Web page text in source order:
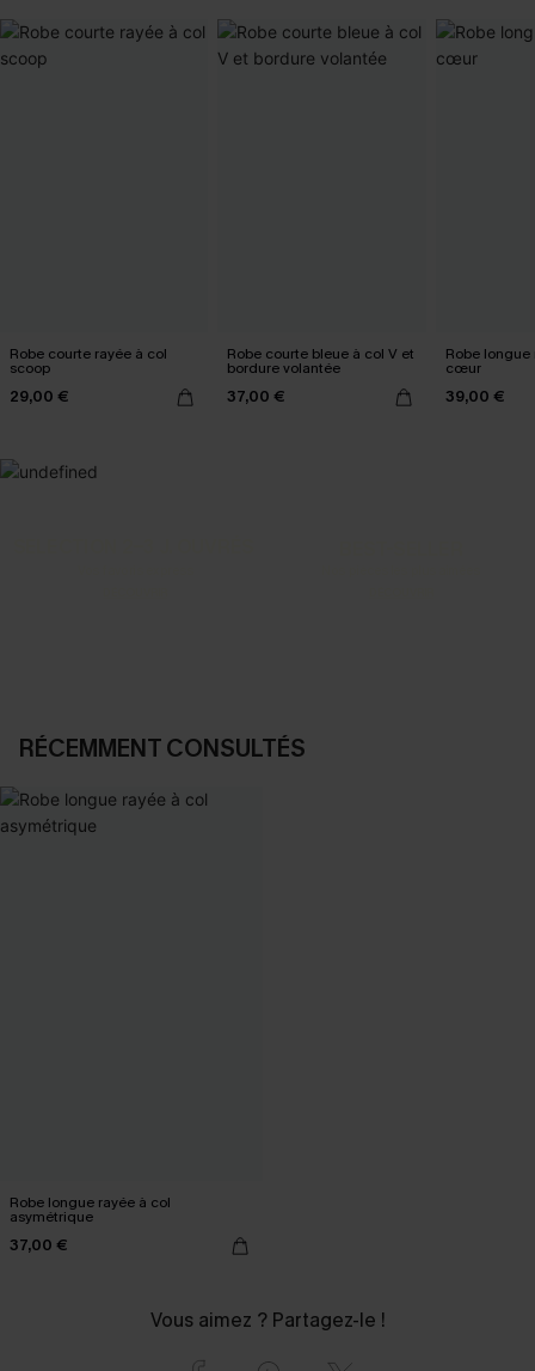
Robe courte rayée à col
scoop
29,00 €
Robe courte bleue à col V et
bordure volantée
37,00 €
Robe longue
cœur
39,00 €
RÉCEMMENT CONSULTÉS
Robe longue rayée à col
asymétrique
37,00 €
Vous aimez ? Partagez-le !